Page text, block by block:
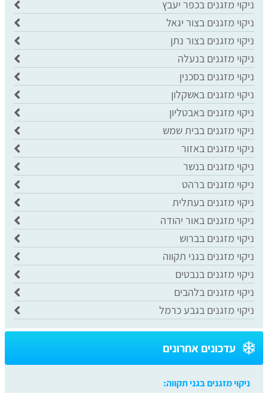
ניקוי מזגנים בכפר יעבץ
ניקוי מזגנים בצור יגאל
ניקוי מזגנים בצור נתן
ניקוי מזגנים בנעלה
ניקוי מזגנים בסכנין
ניקוי מזגנים באשקלון
ניקוי מזגנים באבטליון
ניקוי מזגנים בבית שמש
ניקוי מזגנים באזור
ניקוי מזגנים בנשר
ניקוי מזגנים ברהט
ניקוי מזגנים בעתלית
ניקוי מזגנים באור יהודה
ניקוי מזגנים בברוש
ניקוי מזגנים בגני תקווה
ניקוי מזגנים בנבטים
ניקוי מזגנים בלהבים
ניקוי מזגנים בגבע כרמל
עדכונים אחרונים
ניקוי מזגנים בגני תקווה: